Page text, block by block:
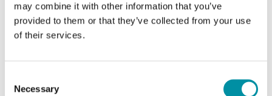
may combine it with other information that you’ve
provided to them or that they’ve collected from your use
of their services.
Selection
Necessary
OPENweb CLOUD
infrastruttura server in loco. OPENweb Cloud